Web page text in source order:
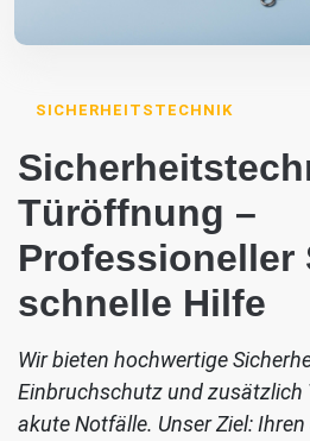
SICHERHEITSTECHNIK
Türöffnung –
Professioneller
schnelle Hilfe
Wir bieten hochwertige
Einbruchschutz und
akute Notfälle. Unser Ziel: